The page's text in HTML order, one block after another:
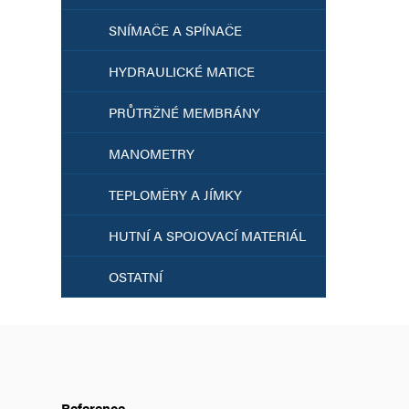
SNÍMAČE A SPÍNAČE
HYDRAULICKÉ MATICE
PRŮTRŽNÉ MEMBRÁNY
MANOMETRY
TEPLOMĚRY A JÍMKY
HUTNÍ A SPOJOVACÍ MATERIÁL
OSTATNÍ